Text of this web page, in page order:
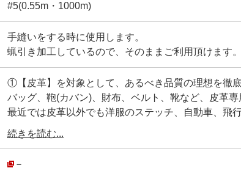
#5(0.55m・1000m)
手縫いをする時に使用します。
蝋引き加工しているので、そのままご利用頂けます。
①【皮革】を対象として、あるべき品質の理想を徹
バッグ、鞄(カバン)、財布、ベルト、靴など、皮革
最近では皮革以外でも洋服のステッチ、自動車、飛
長い歴史と信頼性のある【Vinymo/ビニモ】に蝋引き
・
麻糸特有の、糸の毛羽立ち・ほつれ・切れなどは無
続きを読む...
－